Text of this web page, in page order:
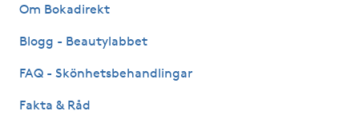
Hudvård
Hyaluronsyra
Om Bokadirekt
Blogg - Beautylabbet
FAQ - Skönhetsbehandlingar
Fakta & Råd